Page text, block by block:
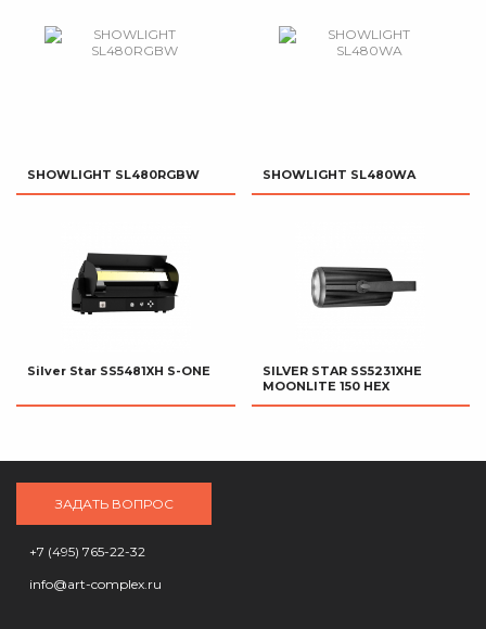
SHOWLIGHT SL480RGBW SHOWLIGHT SL480WA
Silver Star SS5481XH S-ONE
SILVER STAR SS5231XHE
MOONLITE 150 HEX
ЗАДАТЬ ВОПРОС
+7 (495) 765-22-32
info@art-complex.ru